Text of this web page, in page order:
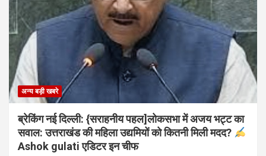
अन्य बड़ी खबरे
ब्रेकिंग नई दिल्ली: {सराहनीय पहल]लोकसभा में अजय भट्ट का
सवाल: उत्तराखंड की महिला उद्यमियों को कितनी मिली मदद?
Ashok gulati एडिटर इन चीफ